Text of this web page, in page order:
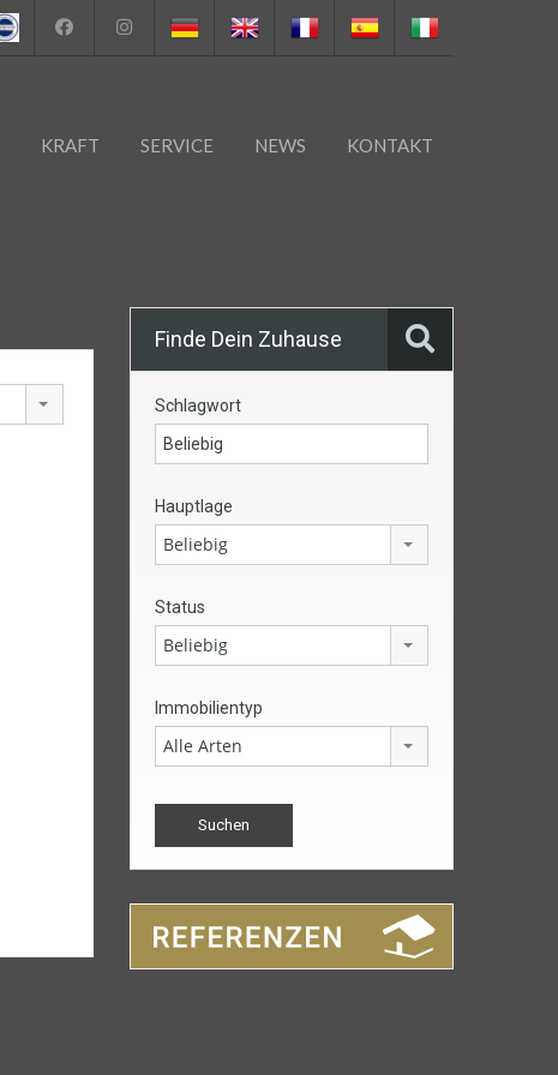
KRAFT SERVICE NEWS KONTAKT
Finde Dein Zuhause
Schlagwort
Hauptlage
Beliebig
Status
Beliebig
Immobilientyp
Alle Arten